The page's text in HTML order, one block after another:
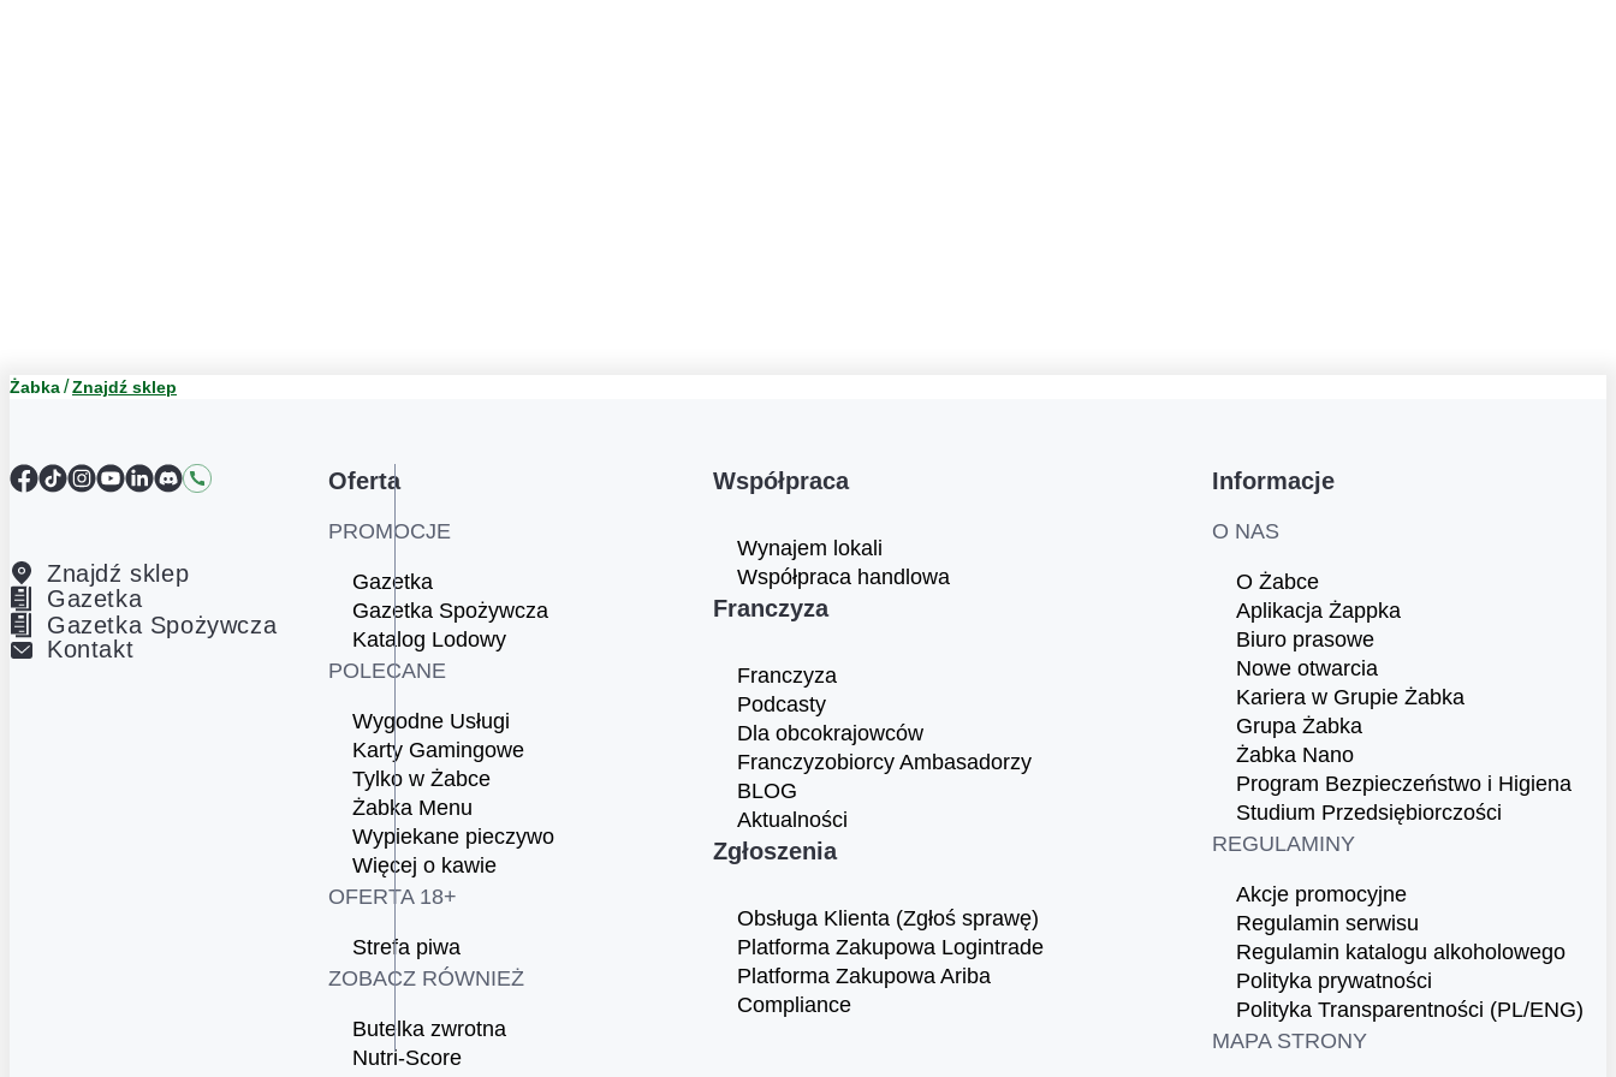
Żabka Znajdź sklep
Facebook
TikTokInstagram
YouTube
LinkedIn
DiscordKontakt
Znajdź sklep
Gazetka
Gazetka Spożywcza
Kontakt
Oferta
PROMOCJE
Gazetka
Gazetka Spożywcza
Katalog Lodowy
POLECANE
Wygodne Usługi
Karty Gamingowe
Tylko w Żabce
Żabka Menu
Wypiekane pieczywo
Więcej o kawie
OFERTA 18+
Strefa piwa
ZOBACZ RÓWNIEŻ
Butelka zwrotna
Nutri-Score
Współpraca
Wynajem lokali
Współpraca handlowa
Franczyza
Franczyza
Podcasty
Dla obcokrajowców
Franczyzobiorcy Ambasadorzy
BLOG
Aktualności
Zgłoszenia
Obsługa Klienta (Zgłoś sprawę)
Platforma Zakupowa Logintrade
Platforma Zakupowa Ariba
Compliance
Informacje
O NAS
O Żabce
Aplikacja Żappka
Biuro prasowe
Nowe otwarcia
Kariera w Grupie Żabka
Grupa Żabka
Żabka Nano
Program Bezpieczeństwo i Higiena
Studium Przedsiębiorczości
REGULAMINY
Akcje promocyjne
Regulamin serwisu
Regulamin katalogu alkoholowego
Polityka prywatności
Polityka Transparentności (PL/ENG)
MAPA STRONY